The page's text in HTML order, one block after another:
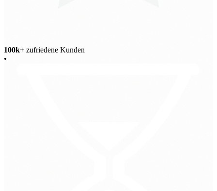
100k+ zufriedene Kunden
•